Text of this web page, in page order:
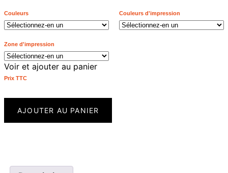
Couleurs Couleurs d'impression
Zone d'impression
Voir et ajouter au panier
Prix ​​TTC
AJOUTER AU PANIER